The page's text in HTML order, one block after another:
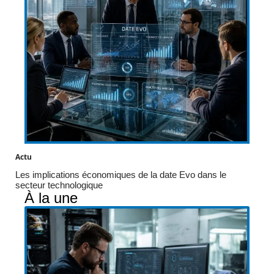
Actu
Les implications économiques de la date Evo dans le
secteur technologique
À la une